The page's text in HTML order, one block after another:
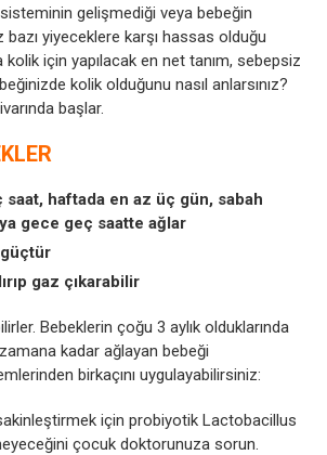
gelişmediği veya bebeğin
yiyeceklere karşı hassas olduğu
kolik için yapılacak en net tanım, sebepsiz
kolik olduğunu nasıl anlarsınız?
başlar.
saat, haftada en az üç gün, sabah
gece geç saatte ağlar
gaz çıkarabilir
Bebeklerin çoğu 3 aylık olduklarında
kadar ağlayan bebeği
birkaçını uygulayabilirsiniz:
için probiyotik Lactobacillus
çocuk doktorunuza sorun.